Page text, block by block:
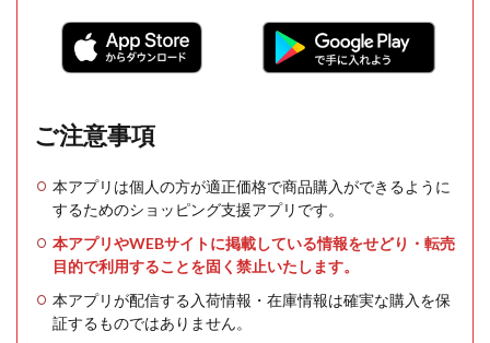
ご注意事項
本アプリは個人の方が適正価格で商品購入ができるように
するためのショッピング支援アプリです。
本アプリやWEBサイトに掲載している情報をせどり・転売
目的で利用することを固く禁止いたします。
本アプリが配信する入荷情報・在庫情報は確実な購入を保
証するものではありません。